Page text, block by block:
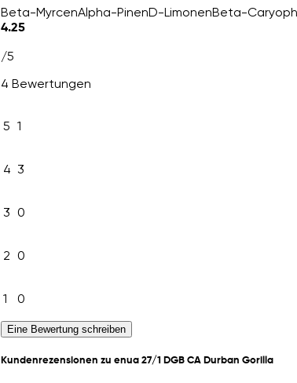
Beta-MyrcenAlpha-PinenD-LimonenBeta-
4.25
/5
4 Bewertungen
5 1
4 3
3 0
2 0
1 0
Eine Bewertung schreiben
Kundenrezensionen zu enua 27/1 DGB CA Durban Gorilla